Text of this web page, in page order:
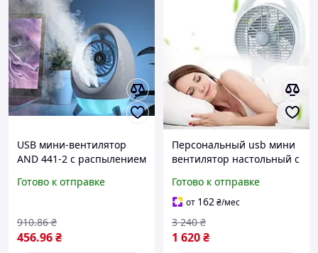
USB мини-вентилятор
AND 441-2 с распылением
воздуха
Готово к отправке
456.96₴
910.86 ₴
Персональный usb мини
вентилятор настольный с
освещением
портативный
беспроводной
Готово к отправке
от 162₴/мес
1 620₴
3 240 ₴